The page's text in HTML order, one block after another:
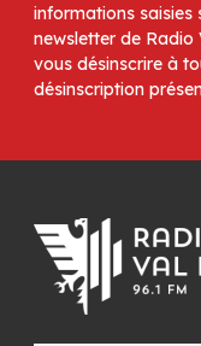
informations saisies
newsletter de Radio
vous désinscrire à
désinscription